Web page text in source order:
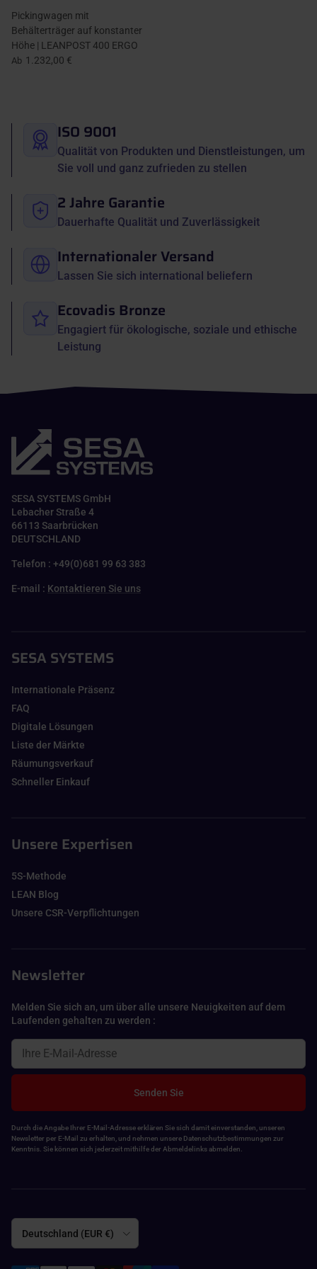
Pickingwagen mit
Behälterträger auf konstanter
Höhe | LEANPOST 400 ERGO
Ab 1.232,00 €
ISO 9001
Qualität von Produkten und Dienstleistungen, um
Sie voll und ganz zufrieden zu stellen
2 Jahre Garantie
Dauerhafte Qualität und Zuverlässigkeit
Internationaler Versand
Lassen Sie sich international beliefern
Ecovadis Bronze
Engagiert für ökologische, soziale und ethische
Leistung
SESA SYSTEMS GmbH
Lebacher Straße 4
66113 Saarbrücken
DEUTSCHLAND
Telefon : +49(0)681 99 63 383
E-mail : Kontaktieren Sie uns
SESA SYSTEMS
Internationale Präsenz
FAQ
Digitale Lösungen
Liste der Märkte
Räumungsverkauf
Schneller Einkauf
Unsere Expertisen
5S-Methode
LEAN Blog
Unsere CSR-Verpflichtungen
Newsletter
Melden Sie sich an, um über alle unsere Neuigkeiten auf dem
Laufenden gehalten zu werden :
Senden Sie
Durch die Angabe Ihrer E-Mail-Adresse erklären Sie sich damit einverstanden, unseren
Newsletter per E-Mail zu erhalten, und nehmen unsere Datenschutzbestimmungen zur
Kenntnis. Sie können sich jederzeit mithilfe der Abmeldelinks abmelden.
Land/Region
Deutschland (EUR €)